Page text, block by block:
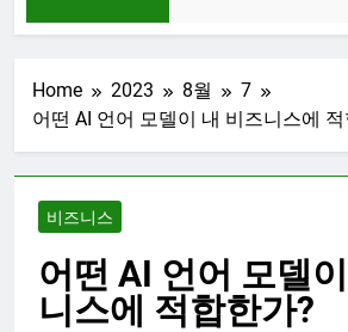
Home 2023 8월
7
어떤 AI 언어 모델이 내 비즈니스에
비즈니스
어떤 AI 언어 모델
니스에 적합한가?